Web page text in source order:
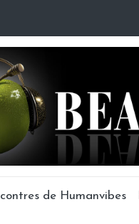
de Humanvibes